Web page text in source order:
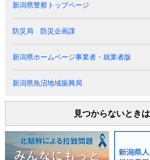
新潟県警察トップページ
防災局 防災企画課
新潟県ホームページ事業者・就業者版
新潟県魚沼地域振興局
見つからないときは